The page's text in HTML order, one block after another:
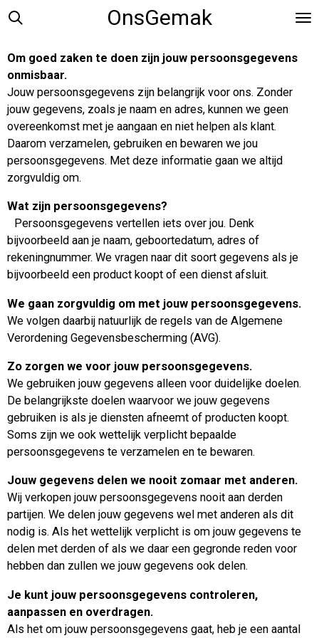
Ga
de
hoofdinhoud
OnsGemak
Om goed zaken te doen zijn jouw persoonsgegevens
onmisbaar.
Jouw persoonsgegevens zijn belangrijk voor ons. Zonder
jouw gegevens, zoals je naam en adres, kunnen we geen
overeenkomst met je aangaan en niet helpen als klant.
Daarom verzamelen, gebruiken en bewaren we jou
persoonsgegevens. Met deze informatie gaan we altijd
zorgvuldig om.
Wat zijn persoonsgegevens?
Persoonsgegevens vertellen iets over jou. Denk
bijvoorbeeld aan je naam, geboortedatum, adres of
rekeningnummer. We vragen naar dit soort gegevens als je
bijvoorbeeld een product koopt of een dienst afsluit.
We gaan zorgvuldig om met jouw persoonsgegevens.
We volgen daarbij natuurlijk de regels van de Algemene
Verordening Gegevensbescherming (AVG).
Zo zorgen we voor jouw persoonsgegevens.
We gebruiken jouw gegevens alleen voor duidelijke doelen.
De belangrijkste doelen waarvoor we jouw gegevens
gebruiken is als je diensten afneemt of producten koopt.
Soms zijn we ook wettelijk verplicht bepaalde
persoonsgegevens te verzamelen en te bewaren.
Jouw gegevens delen we nooit zomaar met anderen.
Wij verkopen jouw persoonsgegevens nooit aan derden
partijen. We delen jouw gegevens wel met anderen als dit
nodig is. Als het wettelijk verplicht is om jouw gegevens te
delen met derden of als we daar een gegronde reden voor
hebben dan zullen we jouw gegevens ook delen.
Je kunt jouw persoonsgegevens controleren,
aanpassen en overdragen.
Als het om jouw persoonsgegevens gaat, heb je een aantal